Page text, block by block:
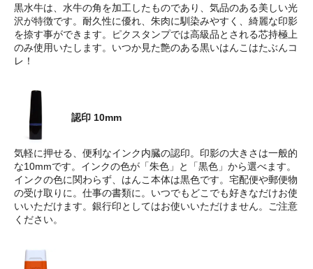
黒水牛は、水牛の角を加工したものであり、気品のある美しい光
沢が特徴です。耐久性に優れ、朱肉に馴染みやすく、綺麗な印影
を捺す事ができます。ピクスタンプでは高級品とされる芯持極上
のみ使用いたします。いつか見た艶のある黒いはんこはたぶんコ
レ！
認印 10mm
気軽に押せる、便利なインク内臓の認印。印影の大きさは一般的
な10mmです。インクの色が「朱色」と「黒色」から選べます。
インクの色に関わらず、はんこ本体は黒色です。宅配便や郵便物
の受け取りに。仕事の書類に。いつでもどこでも好きなだけお使
いいただけます。銀行印としてはお使いいただけません。ご注意
ください。